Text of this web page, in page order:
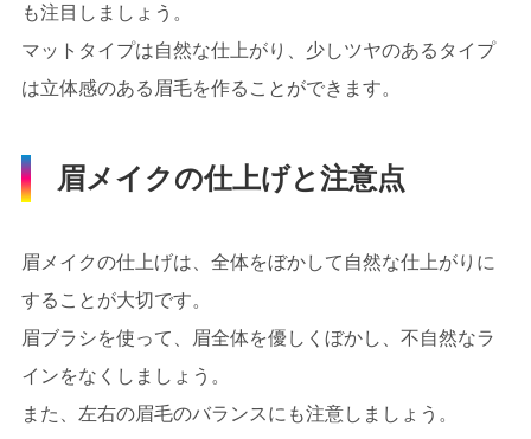
も注目しましょう。
マットタイプは自然な仕上がり、少しツヤのあるタイプ
は立体感のある眉毛を作ることができます。
眉メイクの仕上げと注意点
眉メイクの仕上げは、全体をぼかして自然な仕上がりに
することが大切です。
眉ブラシを使って、眉全体を優しくぼかし、不自然なラ
インをなくしましょう。
また、左右の眉毛のバランスにも注意しましょう。